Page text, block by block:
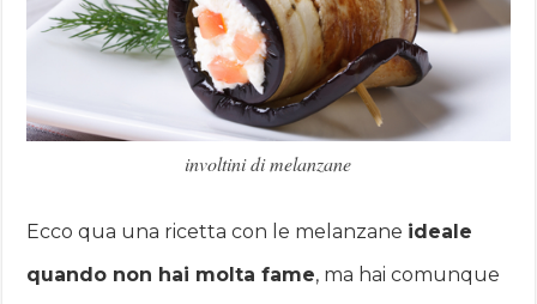
involtini di melanzane
Ecco qua una ricetta con le melanzane ideale
quando non hai molta fame, ma hai comunque